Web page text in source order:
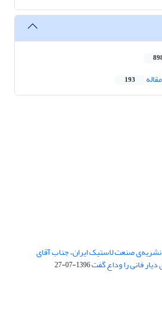
193
صنعت لاستیک ایران، جناب آقای
فانی را وداع گفت1396-07-27